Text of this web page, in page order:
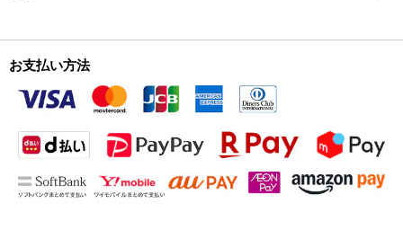
お支払い方法